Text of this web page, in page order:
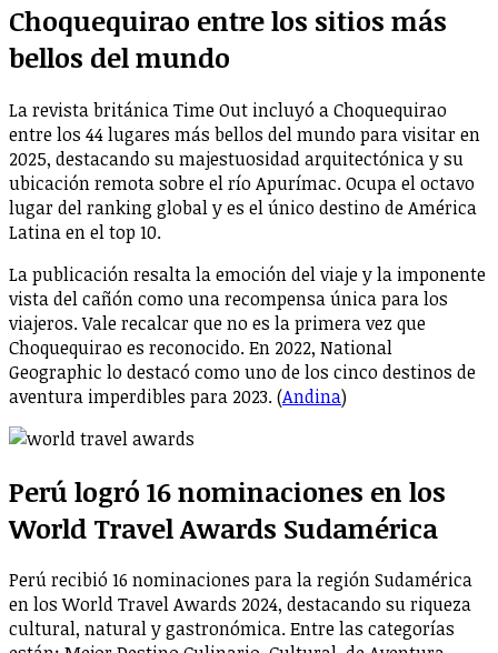
Choquequirao entre los sitios más
bellos del mundo
La revista británica Time Out incluyó a Choquequirao
entre los 44 lugares más bellos del mundo para visitar en
2025, destacando su majestuosidad arquitectónica y su
ubicación remota sobre el río Apurímac. Ocupa el octavo
lugar del ranking global y es el único destino de América
Latina en el top 10.
La publicación resalta la emoción del viaje y la imponente
vista del cañón como una recompensa única para los
viajeros. Vale recalcar que no es la primera vez que
Choquequirao es reconocido. En 2022, National
Geographic lo destacó como uno de los cinco destinos de
aventura imperdibles para 2023. (Andina)
Perú logró 16 nominaciones en los
World Travel Awards Sudamérica
Perú recibió 16 nominaciones para la región Sudamérica
en los World Travel Awards 2024, destacando su riqueza
cultural, natural y gastronómica. Entre las categorías